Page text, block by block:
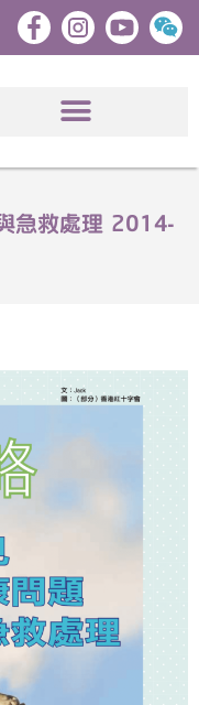
急救處理 2014-